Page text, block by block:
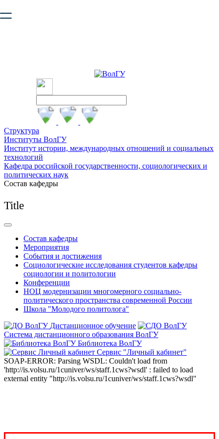
безопасную работу с сайтом. Пожалуйста
Структура
Институты ВолГУ
Институт истории, международных отношений и социальных
технологий
Кафедра российской государственности, социологических и
политических наук
Состав кафедры
Title
Состав кафедры
Мероприятия
События и достижения
Социологические исследования студентов кафедры
социологии и политологии
Конференции
НОЦ модернизации многомерного социально-
политического пространства современной России
Школа "Молодого политолога"
Дистанционное обучение
Система дистанционного образования ВолГУ
Библиотека ВолГУ
Сервис "Личный кабинет"
SOAP-ERROR: Parsing WSDL: Couldn't load from
'http://is.volsu.ru/1cuniver/ws/staff.1cws?wsdl' : failed to load
external entity "http://is.volsu.ru/1cuniver/ws/staff.1cws?wsdl"